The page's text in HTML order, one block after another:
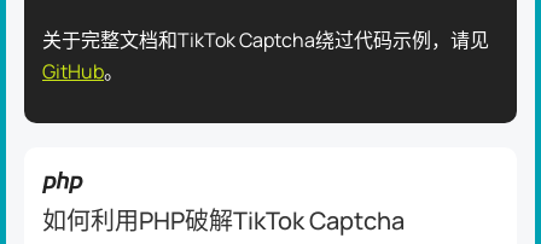
关于完整文档和TikTok Captcha绕过代码示例，请见
GitHub。
如何利用PHP破解TikTok Captcha